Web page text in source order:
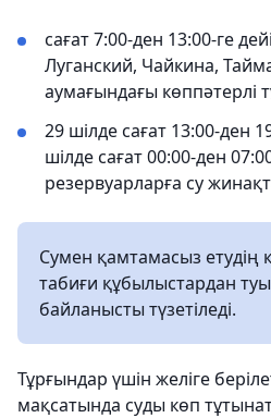
сағат 7:00-ден 13:00-ге
Луганский, Чайкина,
аумағындағы көппәтерлі
29 шілде сағат 13:00-ден
шілде сағат 00:00-ден
резервуарларға су
Сумен қамтамасыз етудің
табиғи құбылыстардан
байланысты түзетіледі.
Тұрғындар үшін желіге
мақсатында суды көп